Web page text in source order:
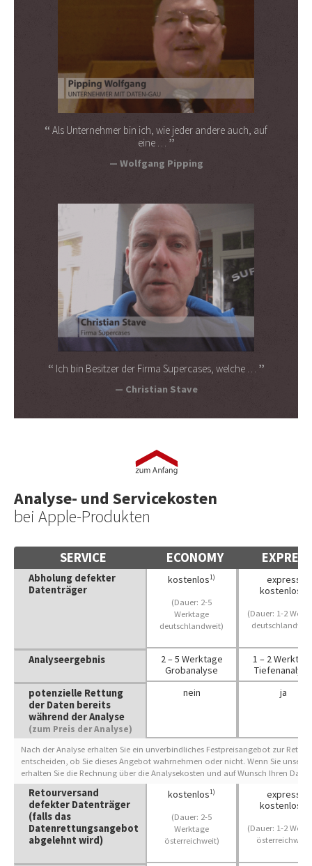
Als Unternehmer bin ich, wie jeder andere auch, auf
eine …
Wolfgang Pipping
Ich bin Besitzer der Firma Supercases, welche …
Christian Stave
Analyse- und Servicekosten
bei Apple-Produkten
SERVICE ECONOMY EXPRESS
Abholung defekter
Datenträger
kostenlos1)
(Dauer: 2-5
Werktage
deutschlandweit)
express
kostenlos
(Dauer: 1-2
Analyseergebnis
2 – 5 Werktage
Grobanalyse
1 – 2
Tiefenanalyse
potenzielle Rettung
der Daten bereits
während der Analyse
(zum Preis der Analyse)
nein ja
Nach der Analyse erhalten Sie ein unverbindliches Festpreisangebot zur
entscheiden, ob Sie dieses Angebot wahrnehmen oder nicht. Wenn Sie unser
erhalten Sie die Rechnung über die Analysekosten und auf Wunsch Ihren
Retourversand
defekter Datenträger
(falls das
Datenrettungsangebot
abgelehnt wird)
kostenlos1)
(Dauer: 2-5
Werktage
österreichweit)
express
kostenlos
(Dauer: 1-2
österreichweit)